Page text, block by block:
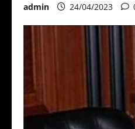
admin 24/04/2023